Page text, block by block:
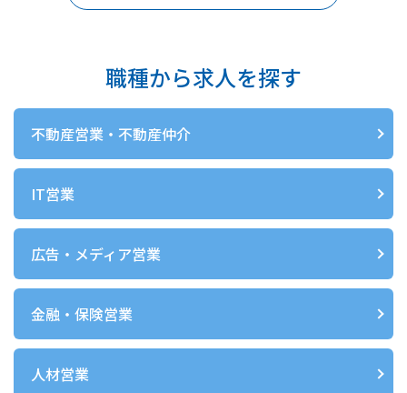
職種から求人を探す
不動産営業・不動産仲介
IT営業
広告・メディア営業
金融・保険営業
人材営業